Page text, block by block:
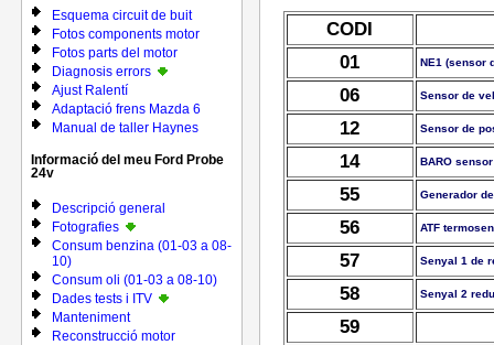
Esquema circuit de buit
Fotos components motor
Fotos parts del motor
Diagnosis errors
Ajust Ralentí
Adaptació frens Mazda 6
Manual de taller Haynes
Informació del meu Ford Probe
24v
Descripció general
Fotografies
Consum benzina (01-03 a 08-
10)
Consum oli (01-03 a 08-10)
Dades tests i ITV
Manteniment
Reconstrucció motor
CODI
01
NE1 (sensor
06 Sensor de
12 Sensor de
14 BARO
55 Generador
56 ATF
57 Senyal 1 de
58 Senyal 2
59